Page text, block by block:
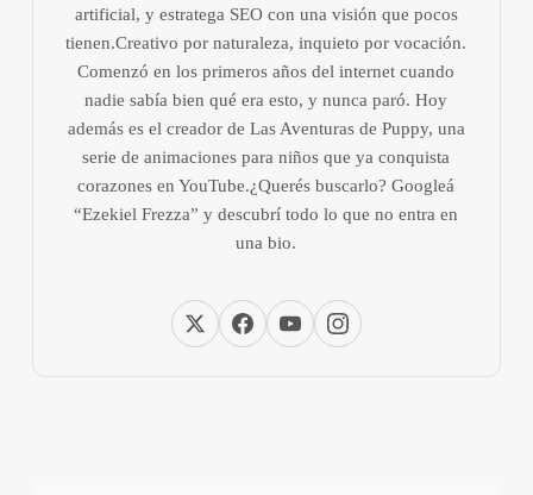
artificial, y estratega SEO con una visión que pocos
tienen.Creativo por naturaleza, inquieto por vocación.
Comenzó en los primeros años del internet cuando
nadie sabía bien qué era esto, y nunca paró. Hoy
además es el creador de Las Aventuras de Puppy, una
serie de animaciones para niños que ya conquista
corazones en YouTube.¿Querés buscarlo? Googleá
“Ezekiel Frezza” y descubrí todo lo que no entra en
una bio.